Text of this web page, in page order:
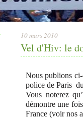
10 mars 2010
Vel d'Hiv: le
Nous publions
police de Paris
Vous noterez
démontre une
France (voir nos